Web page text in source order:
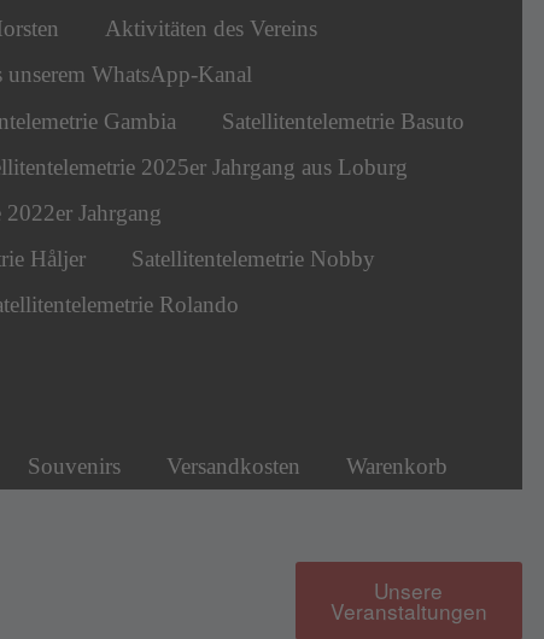
Aktivitäten des Vereins
unserem WhatsApp-Kanal
Gambia
Satellitentelemetrie Basuto
2025er Jahrgang aus Loburg
Jahrgang
Håljer
Satellitentelemetrie Nobby
Rolando
Souvenirs Versandkosten Warenkorb
Unsere
Veranstaltungen